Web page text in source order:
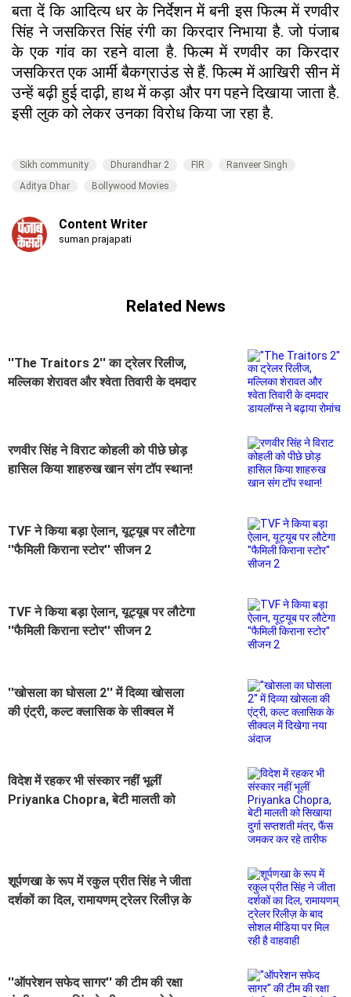
बता दें कि आदित्य धर के निर्देशन में बनी इस फिल्म में रणवीर
सिंह ने जसकिरत सिंह रंगी का किरदार निभाया है. जो पंजाब
के एक गांव का रहने वाला है. फिल्म में रणवीर का किरदार
जसकिरत एक आर्मी बैकग्राउंड से हैं. फिल्म में आखिरी सीन में
उन्हें बढ़ी हुई दाढ़ी, हाथ में कड़ा और पग पहने दिखाया जाता है.
इसी लुक को लेकर उनका विरोध किया जा रहा है.
Sikh community Dhurandhar 2 FIR
Ranveer Singh
Aditya Dhar
Bollywood Movies
Content Writer
suman prajapati
Related News
''The Traitors 2'' का ट्रेलर रिलीज,
मल्लिका शेरावत और श्वेता तिवारी के दमदार
रणवीर सिंह ने विराट कोहली को पीछे छोड़
हासिल किया शाहरुख खान संग टॉप स्थान!
TVF ने किया बड़ा ऐलान, यूट्यूब पर लौटेगा
''फैमिली किराना स्टोर'' सीजन 2
TVF ने किया बड़ा ऐलान, यूट्यूब पर लौटेगा
''फैमिली किराना स्टोर'' सीजन 2
''खोसला का घोसला 2'' में दिव्या खोसला
की एंट्री, कल्ट क्लासिक के सीक्वल में
विदेश में रहकर भी संस्कार नहीं भूलीं
Priyanka Chopra, बेटी मालती को
शूर्पणखा के रूप में रकुल प्रीत सिंह ने जीता
दर्शकों का दिल, रामायणम् ट्रेलर रिलीज़ के
''ऑपरेशन सफेद सागर'' की टीम की रक्षा